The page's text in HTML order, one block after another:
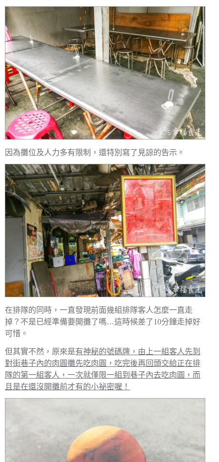
因為攤位及人力多有限制，還特別寫了見諒的告示。
在排隊的同時，一直發現前面幾組排隊客人怎麼一直走
掉？不是已經準備要開攤了嗎…這時候差了10分鐘走掉好
可惜。
但其實不然，原來是有神秘的號碼牌，由上一組客人先到
對街巷子內的肉圓攤先吃肉圓，吃完後再回頭交給正在排
隊的第一組客人，一次就僅限一組到巷子內去吃肉圓，而
且是在還沒開攤前才有的小祕密喔！